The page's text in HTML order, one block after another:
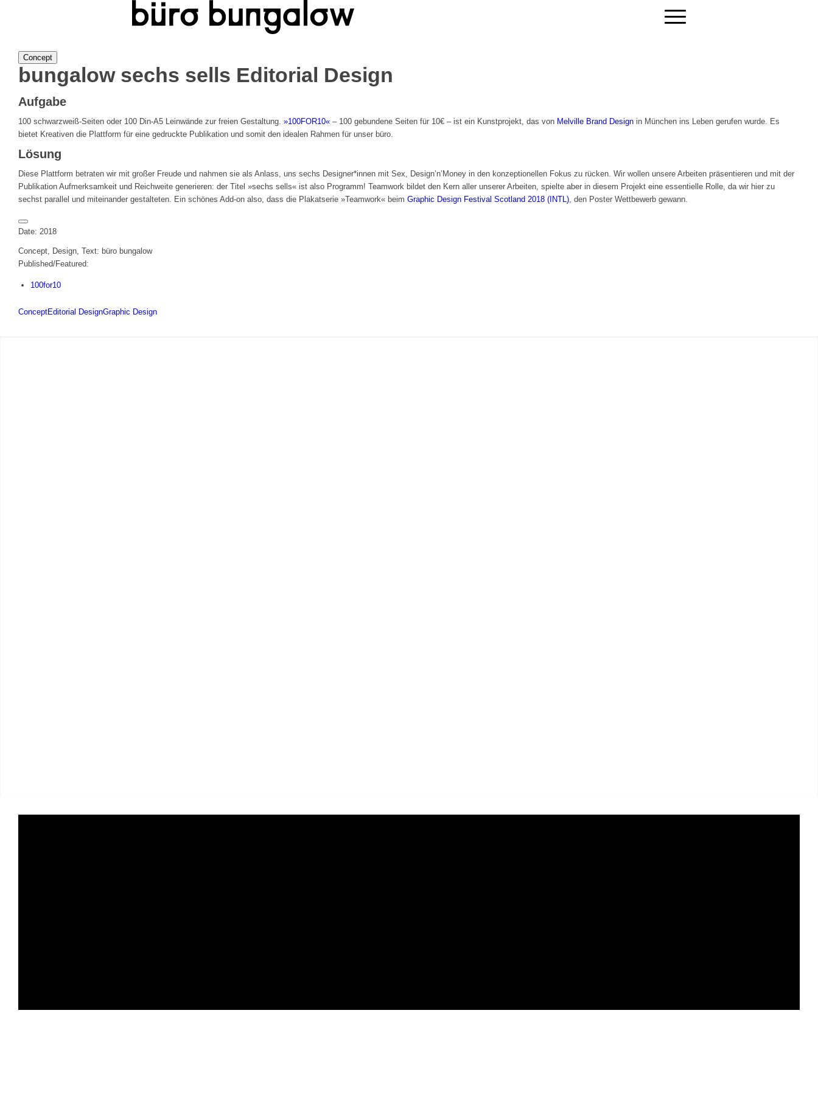
Concept
bungalow sechs sells Editorial Design
Aufgabe
100 schwarzweiß-Seiten oder 100 Din-A5 Leinwände zur freien Gestaltung. »100FOR10« – 100 gebundene Seiten für 10€ – ist ein Kunstprojekt, das von Melville Brand Design in München ins Leben gerufen wurde. Es
bietet Kreativen die Plattform für eine gedruckte Publikation und somit den idealen Rahmen für unser büro.
Lösung
Diese Plattform betraten wir mit großer Freude und nahmen sie als Anlass, uns sechs Designer*innen mit Sex, Design’n’Money in den konzeptionellen Fokus zu rücken. Wir wollen unsere Arbeiten präsentieren und mit der
Publikation Aufmerksamkeit und Reichweite generieren: der Titel »sechs sells« ist also Programm! Teamwork bildet den Kern aller unserer Arbeiten, spielte aber in diesem Projekt eine essentielle Rolle, da wir hier zu
sechst parallel und miteinander gestalteten. Ein schönes Add-on also, dass die Plakatserie »Teamwork« beim Graphic Design Festival Scotland 2018 (INTL), den Poster Wettbewerb gewann.
Date: 2018
Concept, Design, Text: büro bungalow
Published/Featured:
100for10
ConceptEditorial DesignGraphic Design